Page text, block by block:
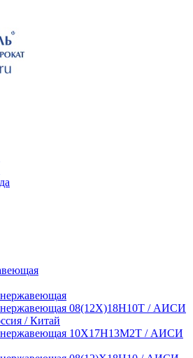
нержавеющая 08(12Х)18Н10Т / АИСИ
/ Китай
нержавеющая 10Х17Н13М2Т / АИСИ